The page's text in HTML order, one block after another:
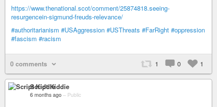
https://www.thenational.scot/comment/25874818.seeing-
resurgencein-sigmund-freuds-relevance/
#authoritarianism #USAggression #USThreats #FarRight #oppression
#fascism #racism
0 comments 1 0 1
Script Kiddie
6 months ago – Public